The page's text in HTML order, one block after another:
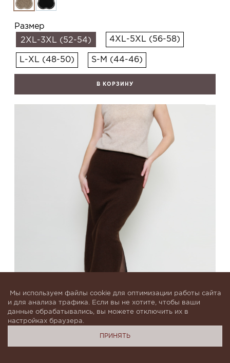
Размер
2XL-3XL (52-54)
4XL-5XL (56-58)
L-XL (48-50) S-M (44-46)
В КОРЗИНУ
Мы используем файлы cookie для оптимизации работы сайта
и для анализа трафика. Если вы не хотите, чтобы ваши
данные обрабатывались, вы можете отключить их в
настройках браузера.
ПРИНЯТЬ